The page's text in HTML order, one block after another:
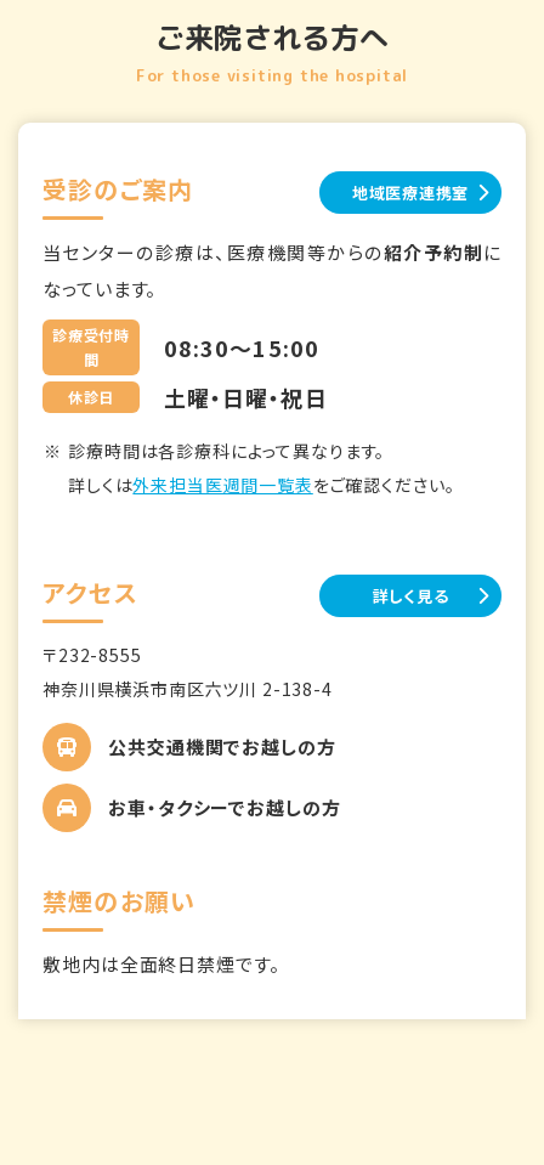
ご来院される方へ
For those visiting the hospital
受診のご案内 地域医療連携室
当センターの診療は、医療機関等からの紹介予約制に
なっています。
診療受付時
間
08:30～15:00
休診日 土曜・日曜・祝日
診療時間は各診療科によって異なります。
詳しくは外来担当医週間一覧表をご確認ください。
アクセス 詳しく見る
〒232-8555
神奈川県横浜市南区六ツ川 2-138-4
公共交通機関でお越しの方
お車・タクシーでお越しの方
禁煙のお願い
敷地内は全面終日禁煙です。